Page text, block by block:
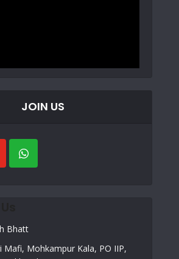
JOIN US
Bhatt
Mafi, Mohkampur Kala, PO IIP,